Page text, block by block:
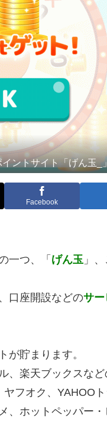
ントサイト「げん玉_
Facebook
一つ、「 げん玉 」
口座開設などのサー
が貯まります。
、楽天ブックスなど
ヤフオク、YAHOO
、ホットペッパー